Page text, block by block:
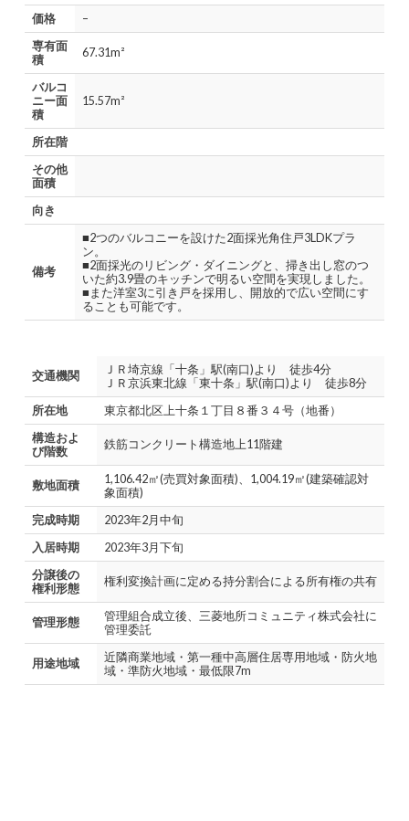
価格
–
専有面
積
67.31m²
バルコ
ニー面
積
15.57m²
所在階
その他
面積
向き
備考
■2つのバルコニーを設けた2面採光角住戸3LDKプラ
ン。
■2面採光のリビング・ダイニングと、掃き出し窓のつ
いた約3.9畳のキッチンで明るい空間を実現しました。
■また洋室3に引き戸を採用し、開放的で広い空間にす
ることも可能です。
交通機関
ＪＲ埼京線「十条」駅(南口)より 徒歩4分
ＪＲ京浜東北線「東十条」駅(南口)より 徒歩8分
所在地
東京都北区上十条１丁目８番３４号（地番）
構造およ
び階数
鉄筋コンクリート構造地上11階建
敷地面積
1,106.42㎡(売買対象面積)、1,004.19㎡(建築確認対
象面積)
完成時期
2023年2月中旬
入居時期
2023年3月下旬
分譲後の
権利形態
権利変換計画に定める持分割合による所有権の共有
管理形態
管理組合成立後、三菱地所コミュニティ株式会社に
管理委託
用途地域
近隣商業地域・第一種中高層住居専用地域・防火地
域・準防火地域・最低限7m